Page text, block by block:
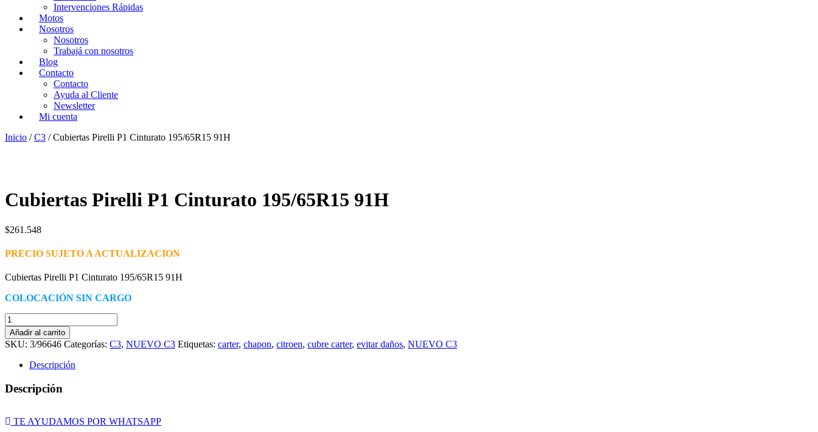
Intervenciones Rápidas
Motos
Nosotros
Nosotros
Trabajá con nosotros
Blog
Contacto
Contacto
Ayuda al Cliente
Newsletter
Mi cuenta
Inicio /C3 / Cubiertas Pirelli P1 Cinturato 195/65R15 91H
Cubiertas Pirelli P1 Cinturato 195/65R15 91H
$261.548
PRECIO SUJETO A ACTUALIZACION
Cubiertas Pirelli P1 Cinturato 195/65R15 91H
COLOCACIÓN SIN CARGO
Cubiertas
Pirelli
P1
Cinturato
195/65R15
cantidad
Añadir al carrito
SKU: 3/96646 Categorías: C3, NUEVO C3 Etiquetas: carter, chapon, citroen, cubre carter, evitar daños, NUEVO C3
Descripción
Descripción
TE AYUDAMOS POR WHATSAPP